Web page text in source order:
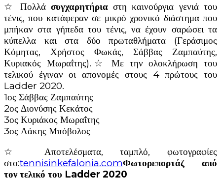
☆ Πολλά συγχαρητήριαστη καινούργια γενιά του
τένις, που κατάφεραν σε μικρό χρονικό διάστημα που
μπήκαν στα γήπεδα του τένις, να έχουν σαρώσει τα
κύπελλα και στα δύο πρωταθλήματα (Γεράσιμος
Κόμητας, Χρήστος Φωκάς, Σάββας Ζαμπαύτης,
Κυριακός Μωραΐτης).☆ Με την ολοκλήρωση του
τελικού έγιναν οι απονομές στους 4 πρώτους του
Ladder 2020.
1ος Σάββας Ζαμπαύτης
2ος Διονύσης Κεκάτος
3ος Κυριάκος Μωραΐτης
3ος Λάκης Μπόβολος
☆ Αποτελέσματα, ταμπλό, φωτογραφίες
στο:tennisinkefalonia.comΦωτορεπορτάζ από
τον τελικό του Ladder 2020